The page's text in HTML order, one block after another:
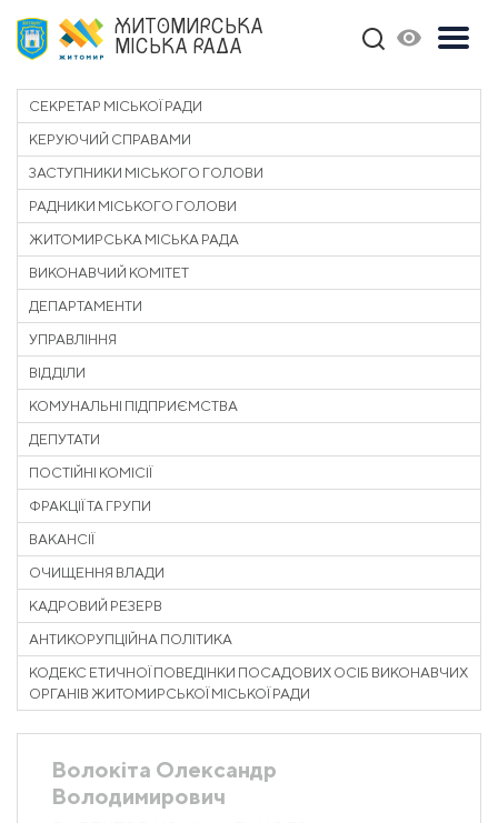
ЖИТОМИРСЬКА
МІСЬКА РАДА
Волокіта Олександр
Володимирович
СЕКРЕТАР МІСЬКОЇ РАДИ
КЕРУЮЧИЙ СПРАВАМИ
ЗАСТУПНИКИ МІСЬКОГО ГОЛОВИ
РАДНИКИ МІСЬКОГО ГОЛОВИ
ЖИТОМИРСЬКА МІСЬКА РАДА
ВИКОНАВЧИЙ КОМІТЕТ
ДЕПАРТАМЕНТИ
УПРАВЛІННЯ
ВІДДІЛИ
КОМУНАЛЬНІ ПІДПРИЄМСТВА
ДЕПУТАТИ
ПОСТІЙНІ КОМІСІЇ
ФРАКЦІЇ ТА ГРУПИ
ВАКАНСІЇ
ОЧИЩЕННЯ ВЛАДИ
КАДРОВИЙ РЕЗЕРВ
АНТИКОРУПЦІЙНА ПОЛІТИКА
КОДЕКС ЕТИЧНОЇ ПОВЕДІНКИ ПОСАДОВИХ ОСІБ ВИКОНАВЧИХ
ОРГАНІВ ЖИТОМИРСЬКОЇ МІСЬКОЇ РАДИ